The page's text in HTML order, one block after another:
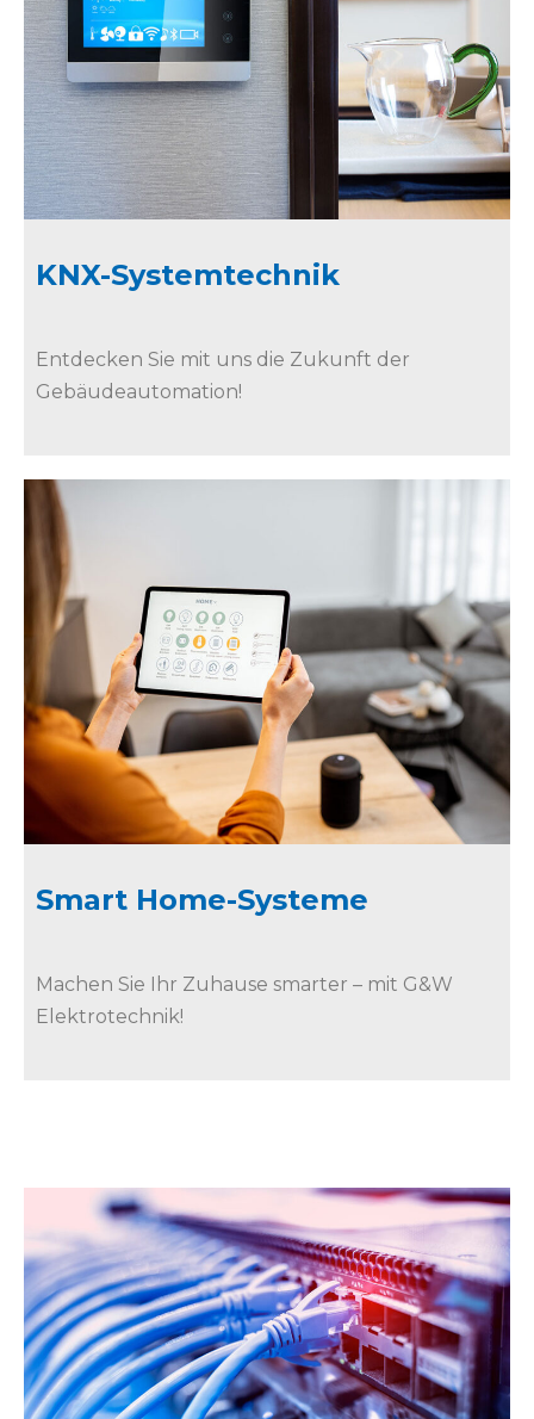
KNX-Systemtechnik
Entdecken Sie mit uns die Zukunft der
Gebäudeautomation!
Smart Home-Systeme
Machen Sie Ihr Zuhause smarter – mit G&W
Elektrotechnik!